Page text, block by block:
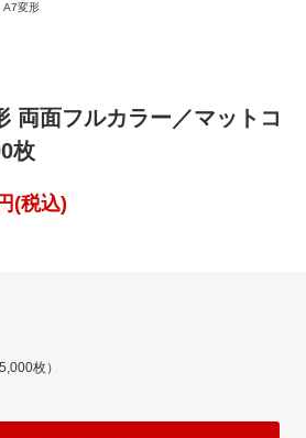
A7変形
面フルカラー／マットコ
枚
(税込)
枚）